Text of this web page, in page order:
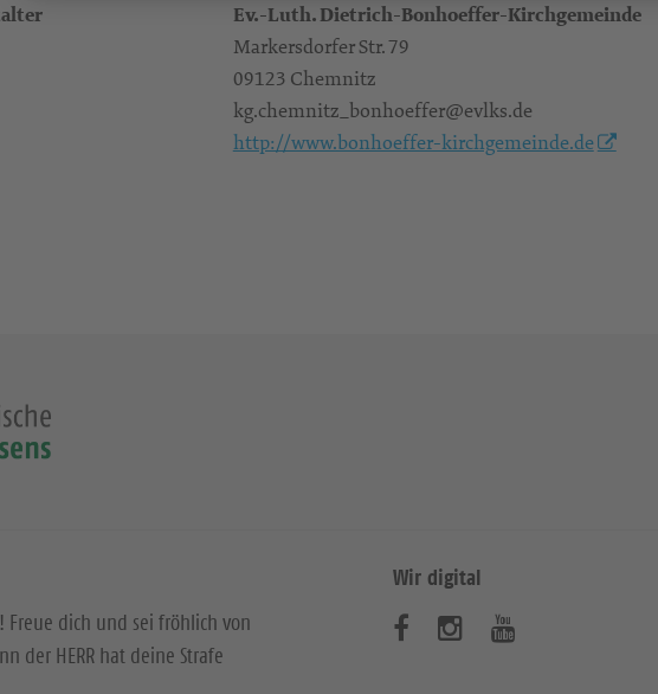
Ev.-Luth. Dietrich-Bonhoeffer-Kirchgemeinde
Markersdorfer Str. 79
09123 Chemnitz
kg.chemnitz_bonhoeffer@evlks.de
http://www.bonhoeffer-kirchgemeinde.de
Freue dich und sei fröhlich von
der HERR hat deine Strafe
Wir digital
B
B
B